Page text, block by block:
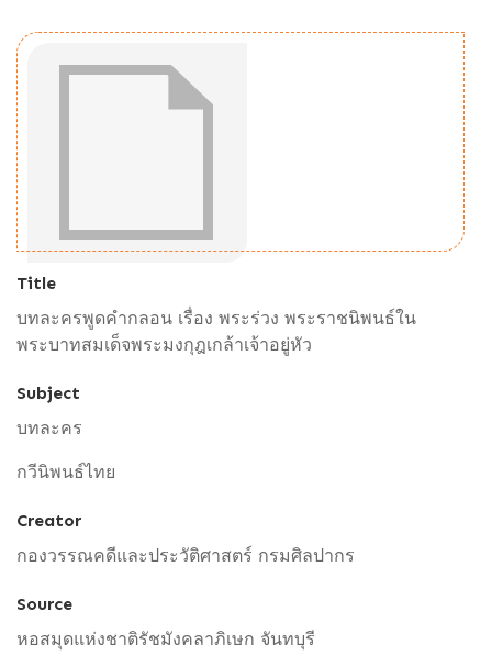
Title
บทละครพูดคำกลอน เรื่อง พระร่วง พระราชนิพนธ์ใน
พระบาทสมเด็จพระมงกุฎเกล้าเจ้าอยู่หัว
Subject
บทละคร
กวีนิพนธ์ไทย
Creator
กองวรรณคดีและประวัติศาสตร์ กรมศิลปากร
Source
หอสมุดแห่งชาติรัชมังคลาภิเษก จันทบุรี